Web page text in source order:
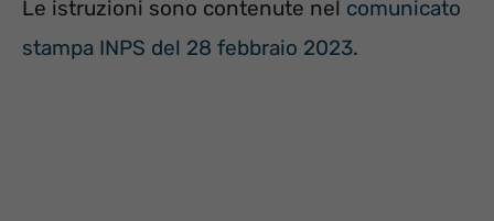
Le istruzioni sono contenute nel comunicato
stampa INPS del 28 febbraio 2023.